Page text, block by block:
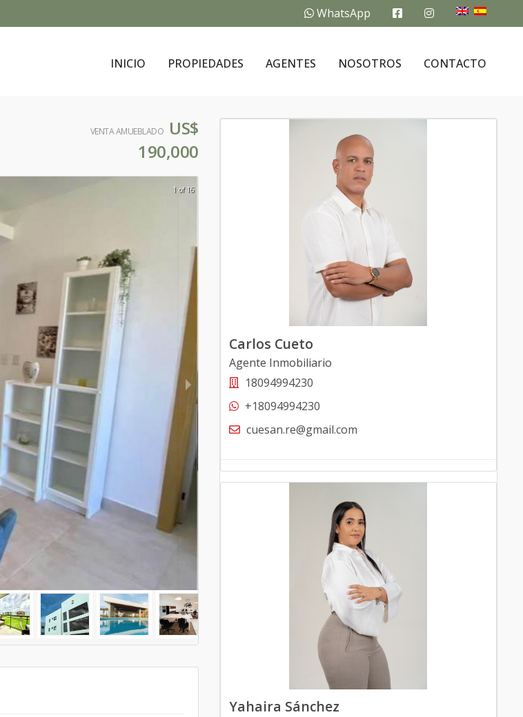
WhatsApp
INICIO PROPIEDADES AGENTES NOSOTROS CONTACTO
VENTA AMUEBLADO US$
190,000
1 of 16
Carlos Cueto
Agente Inmobiliario
18094994230
+18094994230
cuesan.re@gmail.com
Yahaira Sánchez